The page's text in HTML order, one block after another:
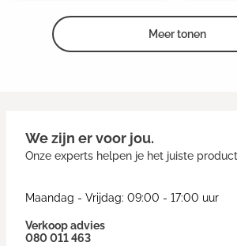
Meer tonen
We zijn er voor jou.
Onze experts helpen je het juiste
Maandag - Vrijdag: 09:00 - 17:00 uur
Verkoop advies
080 011 463